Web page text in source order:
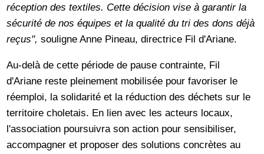
réception des textiles. Cette décision vise à garantir la
sécurité de nos équipes et la qualité du tri des dons déjà
reçus", souligne Anne Pineau, directrice Fil d'Ariane.
Au-delà de cette période de pause contrainte, Fil
d'Ariane reste pleinement mobilisée pour favoriser le
réemploi, la solidarité et la réduction des déchets sur le
territoire choletais. En lien avec les acteurs locaux,
l'association poursuivra son action pour sensibiliser,
accompagner et proposer des solutions concrètes au